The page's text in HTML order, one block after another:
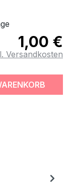
1,00 €
Versandkosten